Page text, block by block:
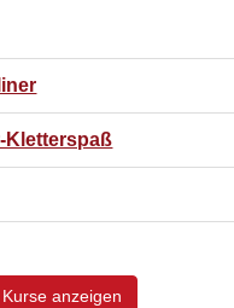
Kletterspaß
Kurse anzeigen